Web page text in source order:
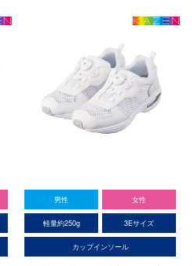
男性 女性
軽量約250g 3Eサイズ
カップインソール